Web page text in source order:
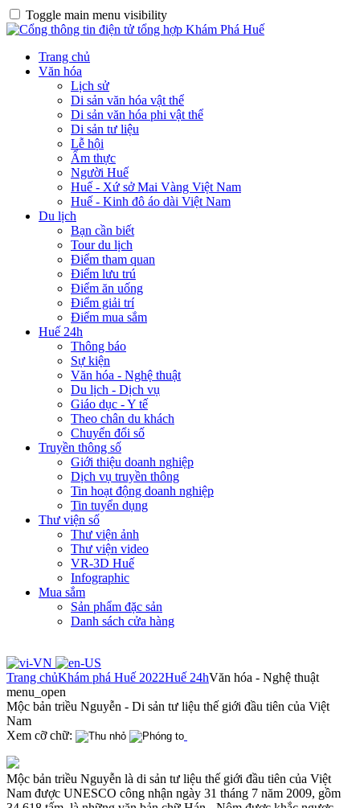
Toggle main menu visibility
Trang chủ
Văn hóa
Lịch sử
Di sản văn hóa vật thể
Di sản văn hóa phi vật thể
Di sản tư liệu
Lễ hội
Ẩm thực
Người Huế
Huế - Xứ sở Mai Vàng Việt Nam
Huế - Kinh đô áo dài Việt Nam
Du lịch
Bạn cần biết
Tour du lịch
Điểm tham quan
Điểm lưu trú
Điểm ăn uống
Điểm giải trí
Điểm mua sắm
Huế 24h
Thông báo
Sự kiện
Văn hóa - Nghệ thuật
Du lịch - Dịch vụ
Giáo dục - Y tế
Theo chân du khách
Chuyển đổi số
Truyền thông số
Giới thiệu doanh nghiệp
Dịch vụ truyền thông
Tin hoạt động doanh nghiệp
Tin tuyển dụng
Thư viện số
Thư viện ảnh
Thư viện video
VR-3D Huế
Infographic
Mua sắm
Sản phẩm đặc sản
Danh sách cửa hàng
Trang chủKhám phá Huế 2022Huế 24hVăn hóa - Nghệ thuật
menu_open
Mộc bản triều Nguyễn - Di sản tư liệu thế giới đầu tiên của Việt
Nam
Xem cỡ chữ:
Mộc bản triều Nguyễn là di sản tư liệu thế giới đầu tiên của Việt
Nam được UNESCO công nhận ngày 31 tháng 7 năm 2009, gồm